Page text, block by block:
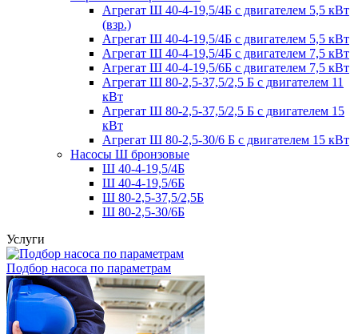
Агрегат Ш 40-4-19,5/4Б с двигателем 5,5 кВт
(взр.)
Агрегат Ш 40-4-19,5/4Б с двигателем 5,5 кВт
Агрегат Ш 40-4-19,5/4Б с двигателем 7,5 кВт
Агрегат Ш 40-4-19,5/6Б с двигателем 7,5 кВт
Агрегат Ш 80-2,5-37,5/2,5 Б с двигателем 11
кВт
Агрегат Ш 80-2,5-37,5/2,5 Б с двигателем 15
кВт
Агрегат Ш 80-2,5-30/6 Б с двигателем 15 кВт
Насосы Ш бронзовые
Ш 40-4-19,5/4Б
Ш 40-4-19,5/6Б
Ш 80-2,5-37,5/2,5Б
Ш 80-2,5-30/6Б
Услуги
Подбор насоса по параметрам